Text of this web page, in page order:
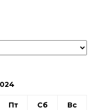
Пт Сб Вс